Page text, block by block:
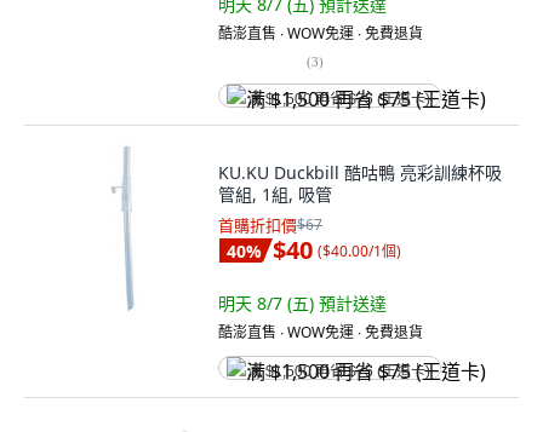
酷澎直售 ∙ WOW免運 ∙ 免費退貨
(3)
满 $1,500 再省 $75 (王道卡)
KU.KU Duckbill 酷咕鴨 亮彩訓練杯吸
管組, 1組, 吸管
首購折扣價$67
40% $40 ($40.00/1個)
明天 8/7 (五) 預計送達
酷澎直售 ∙ WOW免運 ∙ 免費退貨
满 $1,500 再省 $75 (王道卡)